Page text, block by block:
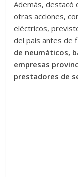
Además, destacó
otras acciones,
eléctricos,
del país antes de
de neumáticos,
empresas
prestadores de